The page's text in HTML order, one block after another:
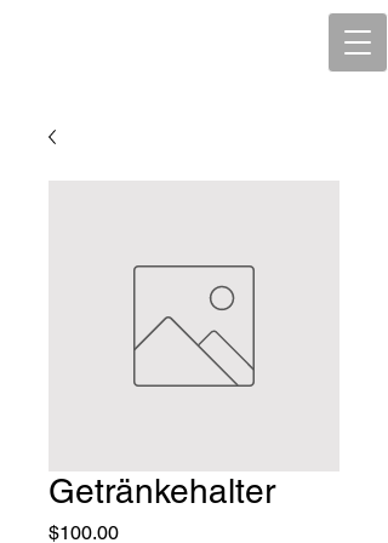
Getränkehalter
$100.00Price